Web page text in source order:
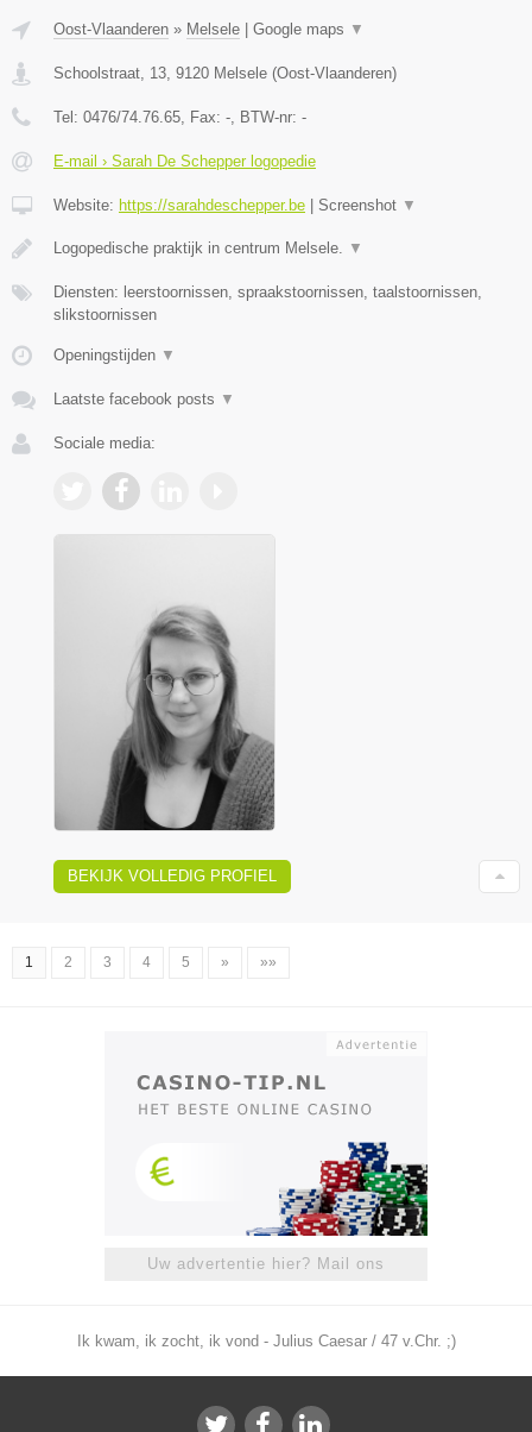
Oost-Vlaanderen » Melsele Google maps ▼
Schoolstraat, 13, 9120 Melsele (Oost-Vlaanderen)
Tel: 0476/74.76.65, Fax: -, BTW-nr: -
E-mail › Sarah De Schepper logopedie
Website: https://sarahdeschepper.be Screenshot ▼
Logopedische praktijk in centrum Melsele. ▼
Diensten: leerstoornissen, spraakstoornissen, taalstoornissen,
slikstoornissen
Openingstijden ▼
Laatste facebook posts ▼
Sociale media:
BEKIJK VOLLEDIG PROFIEL
1 2 3 4 5 » »»
Uw advertentie hier? Mail ons
Ik kwam, ik zocht, ik vond - Julius Caesar / 47 v.Chr. ;)